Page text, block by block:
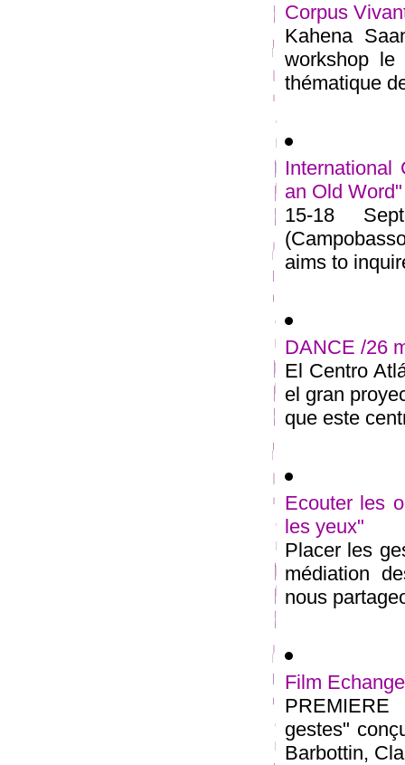
Corpus
Kahena
workshop le
thématique
International
an Old Word"
15-18
aims to
DANCE /26
El Centro
el gran
que este
Ecouter les
les yeux"
Placer les
médiation
nous
Film
gestes"
Barbottin,